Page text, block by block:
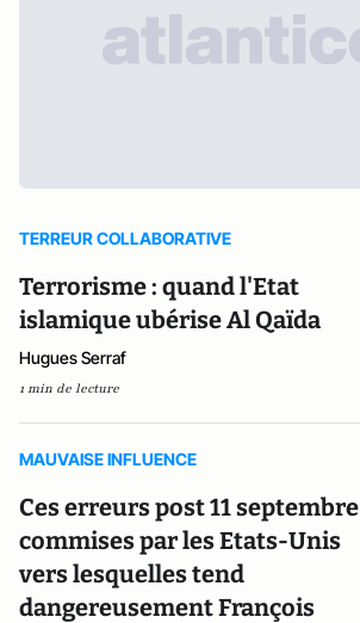
TERREUR COLLABORATIVE
Terrorisme : quand l'Etat
islamique ubérise Al Qaïda
Hugues Serraf
1 min de lecture
MAUVAISE INFLUENCE
Ces erreurs post 11 septembre
commises par les Etats-Unis
vers lesquelles tend
dangereusement François